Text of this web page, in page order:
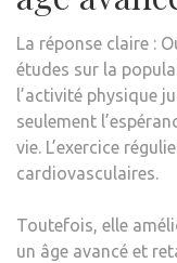
La réponse claire :
études sur la
l’activité physique
seulement
vie. L’exercice
cardiovasculaires.
Toutefois, elle
un âge avancé et